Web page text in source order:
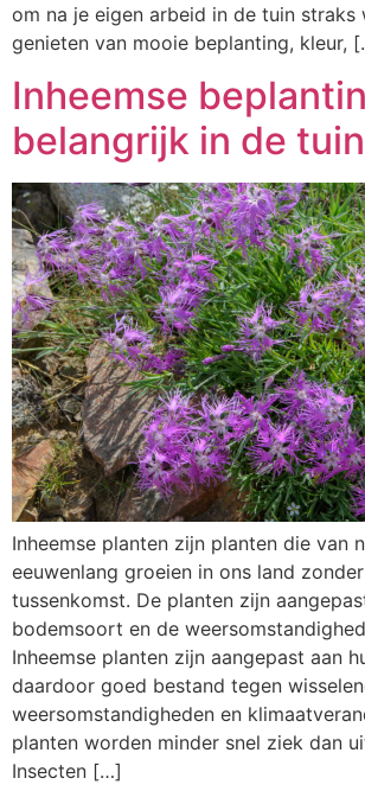
om na je eigen arbeid in de tuin straks
genieten van mooie beplanting, kleur,
Inheemse
belangrijk in de tuin
Inheemse planten zijn planten die van
eeuwenlang groeien in ons land
tussenkomst. De planten zijn
bodemsoort en de
Inheemse planten zijn aangepast aan
daardoor goed bestand tegen
weersomstandigheden en
planten worden minder snel ziek dan
Insecten […]